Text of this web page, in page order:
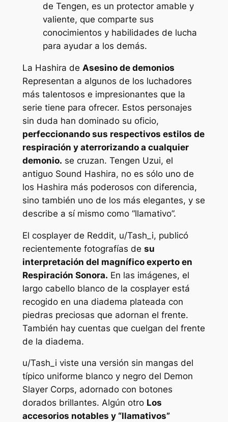
de Tengen, es un protector amable y
valiente, que comparte sus
conocimientos y habilidades de lucha
para ayudar a los demás.
La Hashira de Asesino de demonios
Representan a algunos de los luchadores
más talentosos e impresionantes que la
serie tiene para ofrecer. Estos personajes
sin duda han dominado su oficio,
perfeccionando sus respectivos estilos de
respiración y aterrorizando a cualquier
demonio. se cruzan. Tengen Uzui, el
antiguo Sound Hashira, no es sólo uno de
los Hashira más poderosos con diferencia,
sino también uno de los más elegantes, y se
describe a sí mismo como “llamativo”.
El cosplayer de Reddit, u/Tash_i, publicó
recientemente fotografías de su
interpretación del magnífico experto en
Respiración Sonora. En las imágenes, el
largo cabello blanco de la cosplayer está
recogido en una diadema plateada con
piedras preciosas que adornan el frente.
También hay cuentas que cuelgan del frente
de la diadema.
u/Tash_i viste una versión sin mangas del
típico uniforme blanco y negro del Demon
Slayer Corps, adornado con botones
dorados brillantes. Algún otro Los
accesorios notables y “llamativos”